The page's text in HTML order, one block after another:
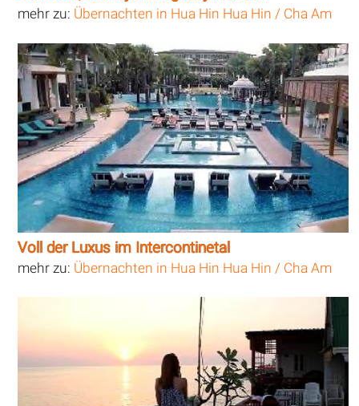
mehr zu: Übernachten in Hua Hin Hua Hin / Cha Am
Voll der Luxus im Intercontinetal
mehr zu: Übernachten in Hua Hin Hua Hin / Cha Am